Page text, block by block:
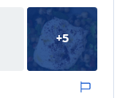
integriert,
perfekten Mix
auf jeden
+5